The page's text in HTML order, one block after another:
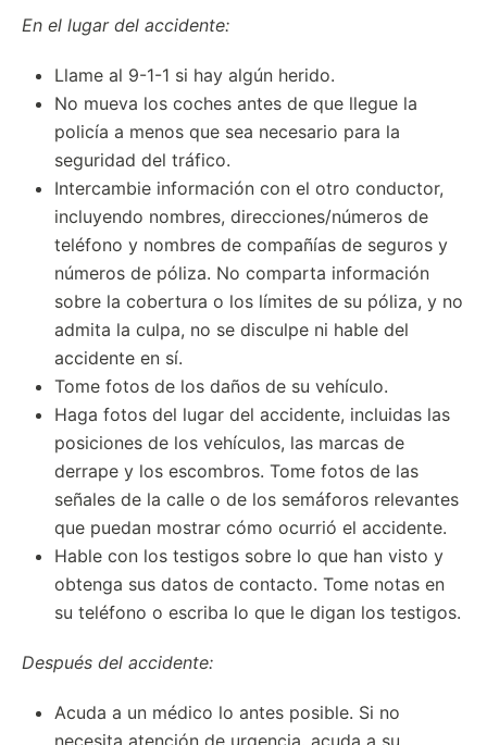
En el lugar del accidente:
Llame al 9-1-1 si hay algún herido.
No mueva los coches antes de que llegue la
policía a menos que sea necesario para la
seguridad del tráfico.
Intercambie información con el otro conductor,
incluyendo nombres, direcciones/números de
teléfono y nombres de compañías de seguros y
números de póliza. No comparta información
sobre la cobertura o los límites de su póliza, y no
admita la culpa, no se disculpe ni hable del
accidente en sí.
Tome fotos de los daños de su vehículo.
Haga fotos del lugar del accidente, incluidas las
posiciones de los vehículos, las marcas de
derrape y los escombros. Tome fotos de las
señales de la calle o de los semáforos relevantes
que puedan mostrar cómo ocurrió el accidente.
Hable con los testigos sobre lo que han visto y
obtenga sus datos de contacto. Tome notas en
su teléfono o escriba lo que le digan los testigos.
Después del accidente:
Acuda a un médico lo antes posible. Si no
necesita atención de urgencia, acuda a su